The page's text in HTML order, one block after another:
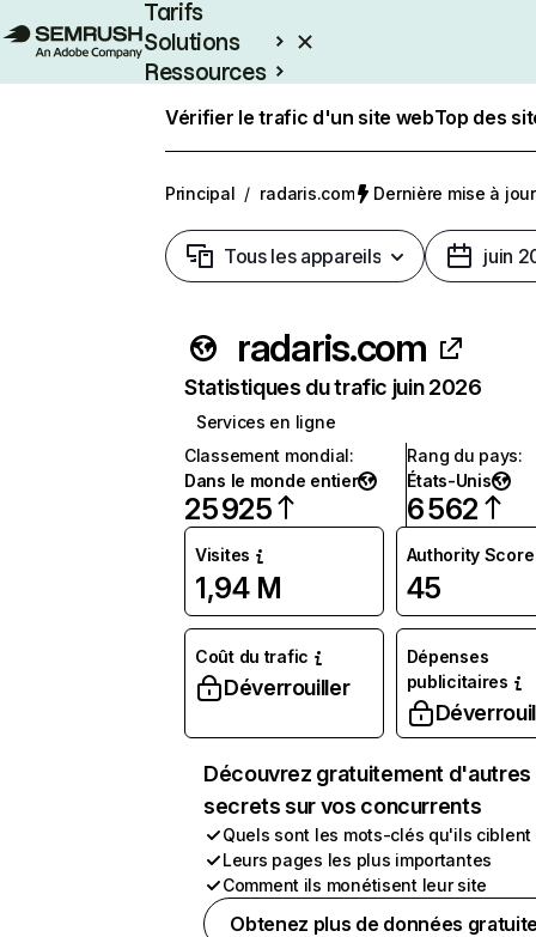
Tarifs
Solutions
Ressources
Vérifier le trafic d'un site webTop des
Principal / radaris.com Dernière mise à
Tous les appareils juin
radaris.com
Statistiques du trafic juin 2026
Services en ligne
Classement mondial:
Dans le monde entier
25 925
Rang du pays:
États-Unis
6 562
Visites
1,94 M
Authority Score
45
Coût du trafic
Déverrouiller
Dépenses
publicitaires
Découvrez gratuitement d'autres
secrets sur vos concurrents
Quels sont les mots-clés qu'ils ciblent
Leurs pages les plus importantes
Comment ils monétisent leur site
Obtenez plus de données